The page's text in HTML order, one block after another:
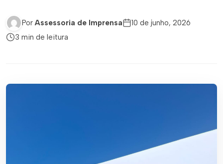
Por Assessoria de Imprensa
10 de junho, 2026
3 min de leitura